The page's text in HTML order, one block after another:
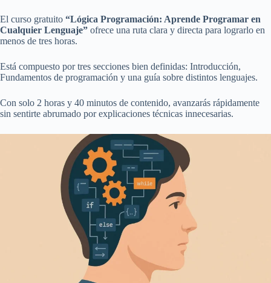
El curso gratuito “Lógica Programación: Aprende Programar en
Cualquier Lenguaje” ofrece una ruta clara y directa para lograrlo en
menos de tres horas.
Está compuesto por tres secciones bien definidas: Introducción,
Fundamentos de programación y una guía sobre distintos lenguajes.
Con solo 2 horas y 40 minutos de contenido, avanzarás rápidamente
sin sentirte abrumado por explicaciones técnicas innecesarias.